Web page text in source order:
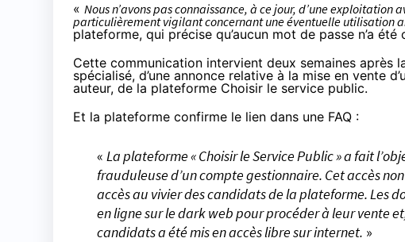
« Nous n’avons pas connaissance, à ce jour, d’une exploitation
particulièrement vigilant concernant une éventuelle utilisation
plateforme, qui précise qu’aucun mot de passe n’a été
Cette communication intervient deux semaines après
spécialisé, d’une annonce relative à la mise en vente
auteur, de la plateforme Choisir le service public.
Et la plateforme confirme le lien dans une FAQ :
« La plateforme « Choisir le Service Public » a fait
frauduleuse d’un compte gestionnaire. Cet accès
accès au vivier des candidats de la plateforme. Les
en ligne sur le dark web pour procéder à leur vente
candidats a été mis en accès libre sur internet. »